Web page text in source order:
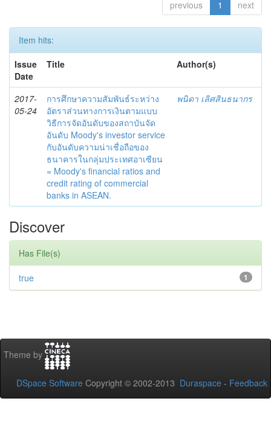
previous 1 next
Item hits:
Issue
Date
Title Author(s)
2017-
05-24
การศึกษาความสัมพันธ์ระหว่าง
อัตราส่วนทางการเงินตามแบบ
วิธีการจัดอันดับของสถาบันจัด
อันดับ Moody's investor service
กับอันดับความน่าเชื่อถือของ
ธนาคารในกลุ่มประเทศอาเซียน
= Moody's financial ratios and
credit rating of commercial
banks in ASEAN.
พนิดา เลิศสินธนากร
Discover
Has File(s)
1
true
Theme by
DSpace Software Copyright © 2002-2013 Duraspace - Feedback